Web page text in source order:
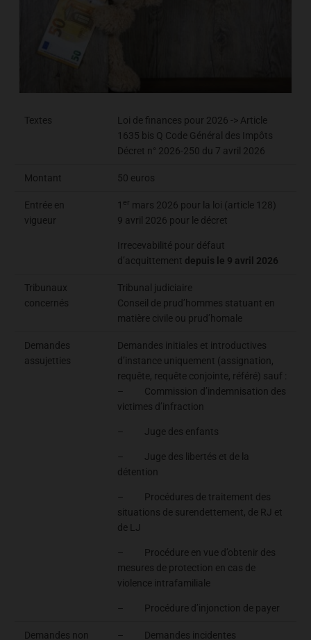
Textes
Loi de finances pour 2026 -> Article
1635 bis Q Code Général des Impôts
Décret n° 2026-250 du 7 avril 2026
Montant 50 euros
Entrée en
vigueur
1 er mars 2026 pour la loi (article 128)
9 avril 2026 pour le décret
Irrecevabilité pour défaut
d’acquittement depuis le 9 avril 2026
Tribunaux
concernés
Tribunal judiciaire
Conseil de prud’hommes statuant en
matière civile ou prud’homale
Demandes
assujetties
Demandes initiales et introductives
d’instance uniquement (assignation,
requête, requête conjointe, référé) sauf :
– Commission d’indemnisation des
victimes d’infraction
– Juge des enfants
– Juge des libertés et de la
détention
– Procédures de traitement des
situations de surendettement, de RJ et
de LJ
– Procédure en vue d’obtenir des
mesures de protection en cas de
violence intrafamiliale
– Procédure d’injonction de payer
Demandes non – Demandes incidentes